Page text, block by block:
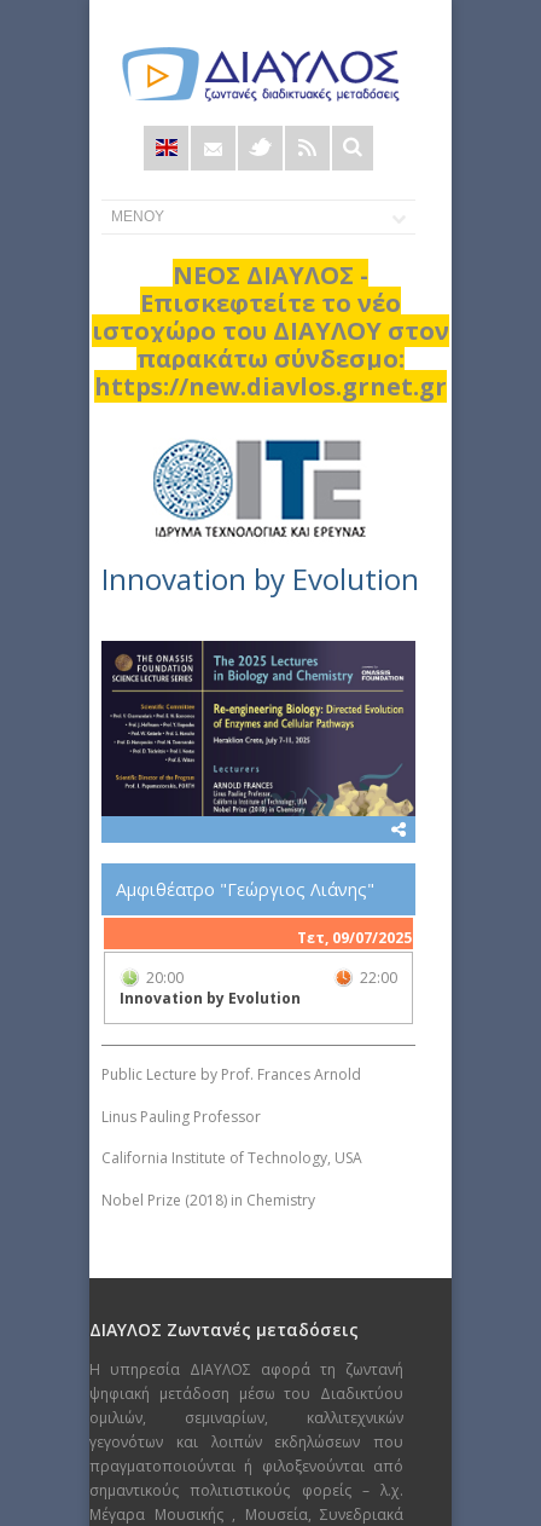
Φόρμα
αναζήτησης
ΝΕΟΣ ΔΙΑΥΛΟΣ -
Επισκεφτείτε το νέο
ιστοχώρο του ΔΙΑΥΛΟΥ στον
παρακάτω σύνδεσμο:
https://new.diavlos.grnet.gr
Innovation by Evolution
Αμφιθέατρο "Γεώργιος Λιάνης"
Τετ, 09/07/2025
20:00
22:00
Innovation by Evolution
Public Lecture by Prof. Frances Arnold
Linus Pauling Professor
California Institute of Technology, USA
Nobel Prize (2018) in Chemistry
ΔΙΑΥΛΟΣ Ζωντανές μεταδόσεις
Η υπηρεσία ΔΙΑΥΛΟΣ αφορά τη ζωντανή
ψηφιακή μετάδοση μέσω του Διαδικτύου
ομιλιών, σεμιναρίων, καλλιτεχνικών
γεγονότων και λοιπών εκδηλώσεων που
πραγματοποιούνται ή φιλοξενούνται από
σημαντικούς πολιτιστικούς φορείς – λ.χ.
Μέγαρα Μουσικής , Μουσεία, Συνεδριακά